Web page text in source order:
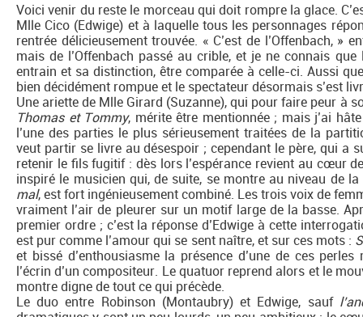
Voici venir du reste le morceau qui doit rompre la glace.
Mlle Cico (Edwige) et à laquelle tous les personnages
rentrée délicieusement trouvée. « C’est de l’Offenbach, »
mais de l’Offenbach passé au crible, et je ne connais
entrain et sa distinction, être comparée à celle-ci. Aussi
bien décidément rompue et le spectateur désormais s’est
Une ariette de Mlle Girard (Suzanne), qui pour faire peur à
Thomas et Tommy, mérite être mentionnée ; mais j’ai
l’une des parties le plus sérieusement traitées de la
veut partir se livre au désespoir ; cependant le père, qui a
retenir le fils fugitif : dès lors l’espérance revient au cœur
inspiré le musicien qui, de suite, se montre au niveau de
mal, est fort ingénieusement combiné. Les trois voix de
vraiment l’air de pleurer sur un motif large de la basse.
premier ordre ; c’est la réponse d’Edwige à cette
est pur comme l’amour qui se sent naître, et sur ces mots :
et bissé d’enthousiasme la présence d’une de ces
l’écrin d’un compositeur. Le quatuor reprend alors et le
montre digne de tout ce qui précède.
Le duo entre Robinson (Montaubry) et Edwige, sauf